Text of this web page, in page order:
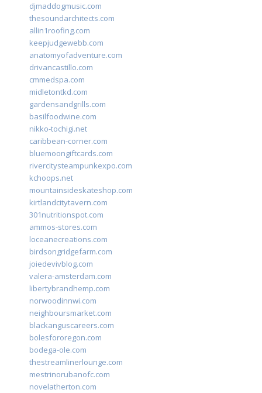
djmaddogmusic.com
thesoundarchitects.com
allin1roofing.com
keepjudgewebb.com
anatomyofadventure.com
drivancastillo.com
cmmedspa.com
midletontkd.com
gardensandgrills.com
basilfoodwine.com
nikko-tochigi.net
caribbean-corner.com
bluemoongiftcards.com
rivercitysteampunkexpo.com
kchoops.net
mountainsideskateshop.com
kirtlandcitytavern.com
301nutritionspot.com
ammos-stores.com
loceanecreations.com
birdsongridgefarm.com
joiedevivblog.com
valera-amsterdam.com
libertybrandhemp.com
norwoodinnwi.com
neighboursmarket.com
blackanguscareers.com
bolesfororegon.com
bodega-ole.com
thestreamlinerlounge.com
mestrinorubanofc.com
novelatherton.com